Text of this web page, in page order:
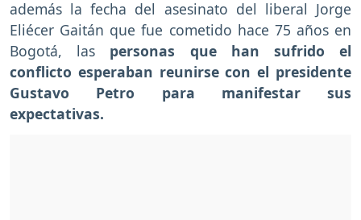
además la fecha del asesinato del liberal Jorge
Eliécer Gaitán que fue cometido hace 75 años en
Bogotá, las personas que han sufrido el
conflicto esperaban reunirse con el presidente
Gustavo Petro para manifestar sus
expectativas.